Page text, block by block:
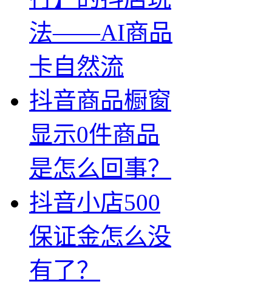
法——AI商品
卡自然流
抖音商品橱窗
显示0件商品
是怎么回事？
抖音小店500
保证金怎么没
有了？